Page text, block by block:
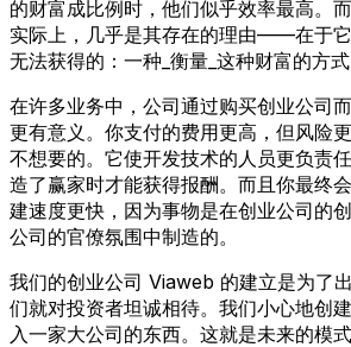
的财富成比例时，他们似乎效率最高
实际上，几乎是其存在的理由——在于
无法获得的：一种_衡量_这种财富的方式
在许多业务中，公司通过购买创业公司
更有意义。你支付的费用更高，但风险
不想要的。它使开发技术的人员更负责
造了赢家时才能获得报酬。而且你最终
建速度更快，因为事物是在创业公司的
公司的官僚氛围中制造的。
我们的创业公司 Viaweb 的建立是为了
们就对投资者坦诚相待。我们小心地创
入一家大公司的东西。这就是未来的模式